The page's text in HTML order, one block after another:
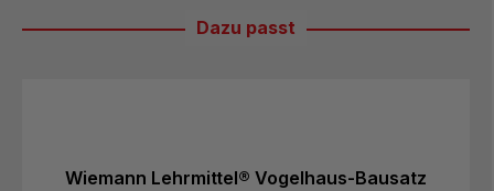
Dazu passt
Wiemann Lehrmittel® Vogelhaus-Bausatz